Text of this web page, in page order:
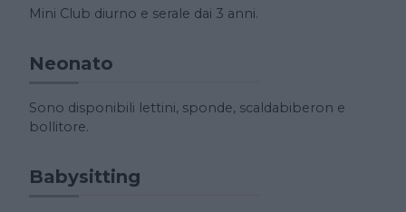
Mini Club diurno e serale dai 3 anni.
Neonato
Sono disponibili lettini, sponde, scaldabiberon e
bollitore.
Babysitting